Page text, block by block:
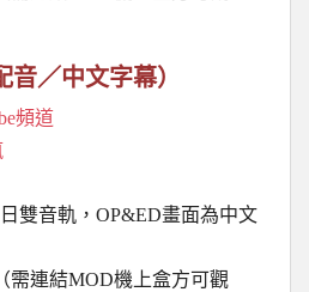
／中文字幕）
頻道
日雙音軌，OP&ED畫面為中文
（需連結MOD機上盒方可觀